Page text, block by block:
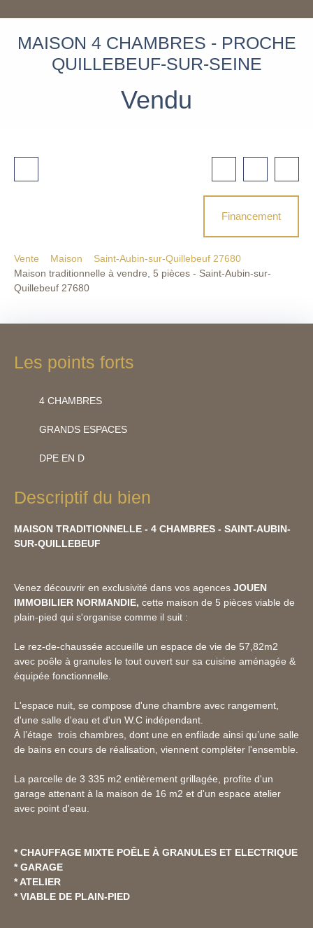
MAISON 4 CHAMBRES - PROCHE
QUILLEBEUF-SUR-SEINE
Vendu
Financement
Vente Maison
Saint-Aubin-sur-Quillebeuf 27680
Maison traditionnelle à vendre, 5 pièces - Saint-Aubin-sur-
Quillebeuf 27680
Les points forts
4 CHAMBRES
GRANDS ESPACES
DPE EN D
Descriptif du bien
MAISON TRADITIONNELLE - 4 CHAMBRES - SAINT-AUBIN-
SUR-QUILLEBEUF
Venez découvrir en exclusivité dans vos agences JOUEN
IMMOBILIER NORMANDIE, cette maison de 5 pièces viable de
plain-pied qui s'organise comme il suit :
Le rez-de-chaussée accueille un espace de vie de 57,82m2
avec poêle à granules le tout ouvert sur sa cuisine aménagée &
équipée fonctionnelle.
L'espace nuit, se compose d'une chambre avec rangement,
d'une salle d'eau et d'un W.C indépendant.
À l’étage trois chambres, dont une en enfilade ainsi qu’une salle
de bains en cours de réalisation, viennent compléter l'ensemble.
La parcelle de 3 335 m2 entièrement grillagée, profite d'un
garage attenant à la maison de 16 m2 et d'un espace atelier
avec point d'eau.
* CHAUFFAGE MIXTE POÊLE À GRANULES ET ELECTRIQUE
* GARAGE
* ATELIER
* VIABLE DE PLAIN-PIED